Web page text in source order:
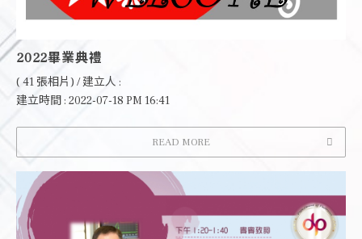
2022畢業典禮
( 41 張相片) / 建立人 :
建立時間 : 2022-07-18 PM 16:41
READ MORE